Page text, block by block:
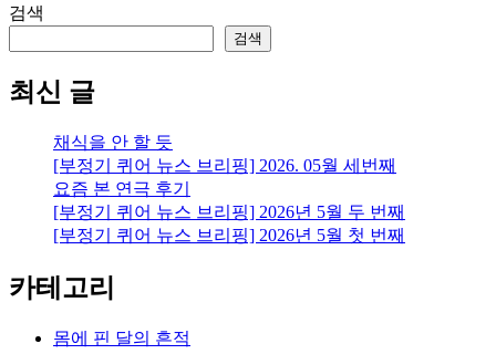
검색
검색
최신 글
채식을 안 할 듯
[부정기 퀴어 뉴스 브리핑] 2026. 05월 세번째
요즘 본 연극 후기
[부정기 퀴어 뉴스 브리핑] 2026년 5월 두 번째
[부정기 퀴어 뉴스 브리핑] 2026년 5월 첫 번째
카테고리
몸에 핀 달의 흔적